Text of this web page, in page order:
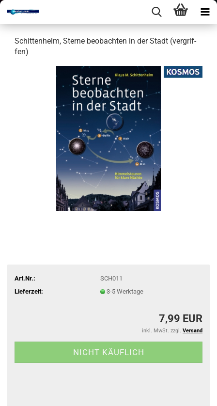
Schit­ten­helm, Ster­ne be­ob­ach­ten in der Stadt (ver­grif­
fen)
Art.Nr.:
SCH011
Lieferzeit:
3-5 Werktage
7,99 EUR
inkl. MwSt. zzgl. Versand